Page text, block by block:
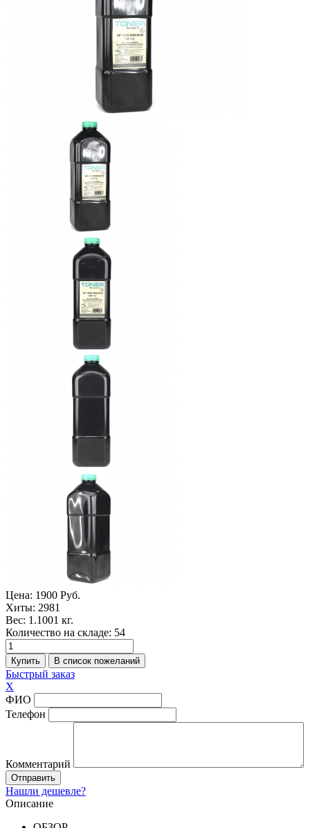
Цена: 1900 Руб.
Хиты: 2981
Вес: 1.1001 кг.
Количество на складе: 54
Быстрый заказ
X
ФИО
Телефон
Комментарий
Нашли дешевле?
Описание